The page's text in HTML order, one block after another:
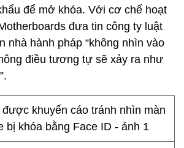
để mở khóa. Với cơ chế hoạt
đưa tin công ty luật
nhà hành pháp “không nhìn vào
điều tương tự sẽ xảy ra như